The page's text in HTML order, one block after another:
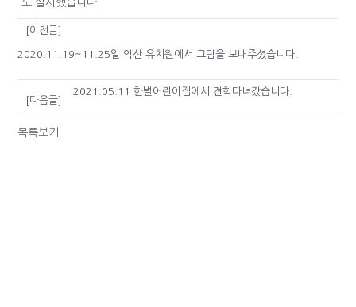
도 실시했습니다.
[이전글]
2020.11.19~11.25일 익산 유치원에서 그림을 보내주셨습니다.
[다음글]
2021.05.11 한별어린이집에서 견학다녀갔습니다.
목록보기